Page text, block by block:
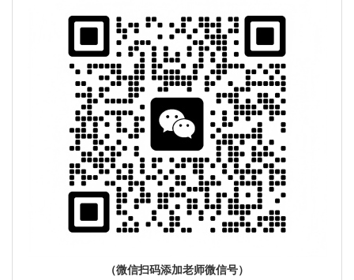
（微信扫码添加老师微信号）